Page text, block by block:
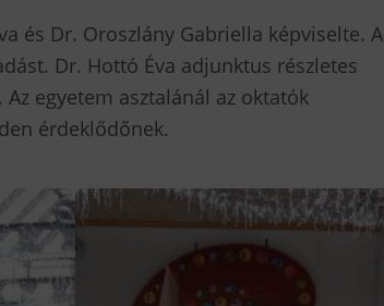
és Dr. Oroszlány Gabriella képviselte. A
Dr. Hottó Éva adjunktus részletes
egyetem asztalánál az oktatók
érdeklődőnek.